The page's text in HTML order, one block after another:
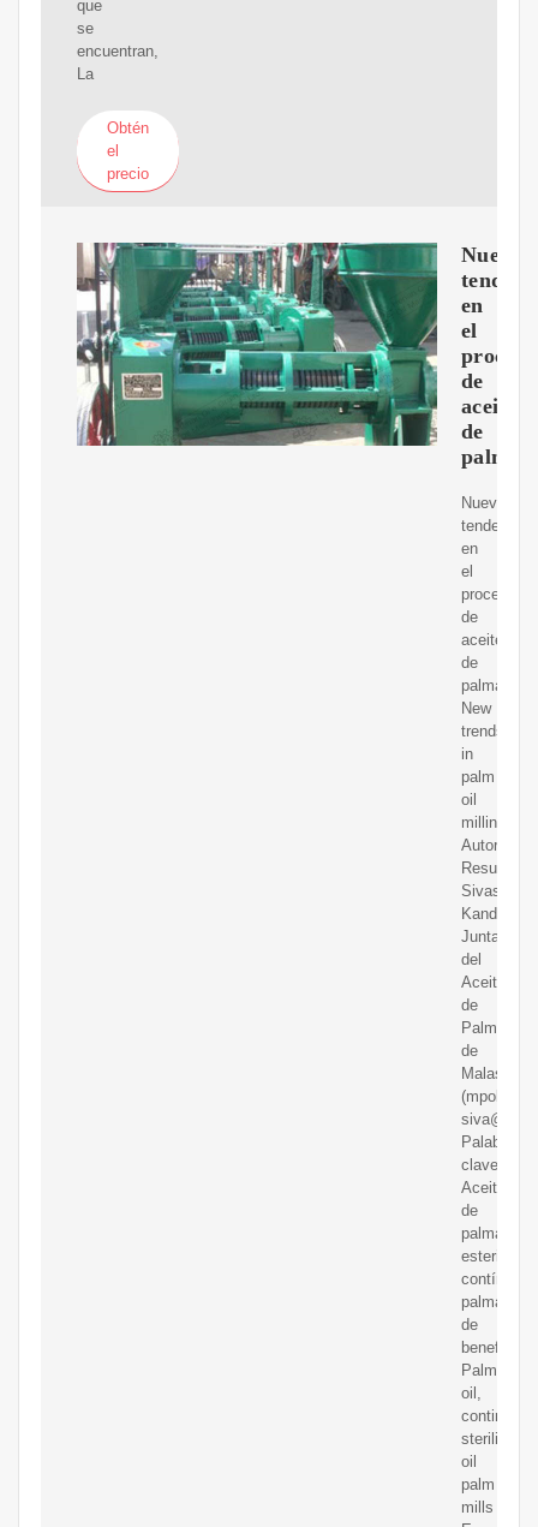
que
se
encuentran,
La
Obtén
el
precio
Nuevas
en
el
de
aceite
de
palma
Nuevas
tendencias
en
el
de
aceite
de
palma
New
trends
in
palm
oil
milling
Autor
Resumen
Sivasothy
Kandiah
Junta
del
Aceite
de
Palma
de
Malasia
(mpob)
Palabras
clave
Aceite
de
palma,
contínua,
palma
de
beneficio
Palm
oil,
continuous
oil
palm
mills